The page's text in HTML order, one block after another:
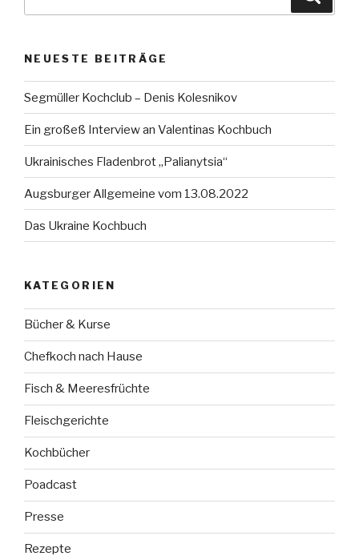
NEUESTE BEITRÄGE
Segmüller Kochclub – Denis Kolesnikov
Ein großeß Interview an Valentinas Kochbuch
Ukrainisches Fladenbrot „Palianytsia“
Augsburger Allgemeine vom 13.08.2022
Das Ukraine Kochbuch
KATEGORIEN
Bücher & Kurse
Chefkoch nach Hause
Fisch & Meeresfrüchte
Fleischgerichte
Kochbücher
Poadcast
Presse
Rezepte